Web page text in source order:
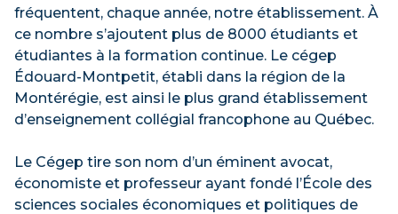
de programmes
aux adultes
générale
et droits étudiants
fréquentent, chaque année, notre établissement. À
ce nombre s’ajoutent plus de 8000 étudiants et
étudiantes à la formation continue. Le cégep
Édouard-Montpetit, établi dans la région de la
Montérégie, est ainsi le plus grand établissement
d’enseignement collégial francophone au Québec.
Le Cégep tire son nom d’un éminent avocat,
économiste et professeur ayant fondé l’École des
sciences sociales économiques et politiques de